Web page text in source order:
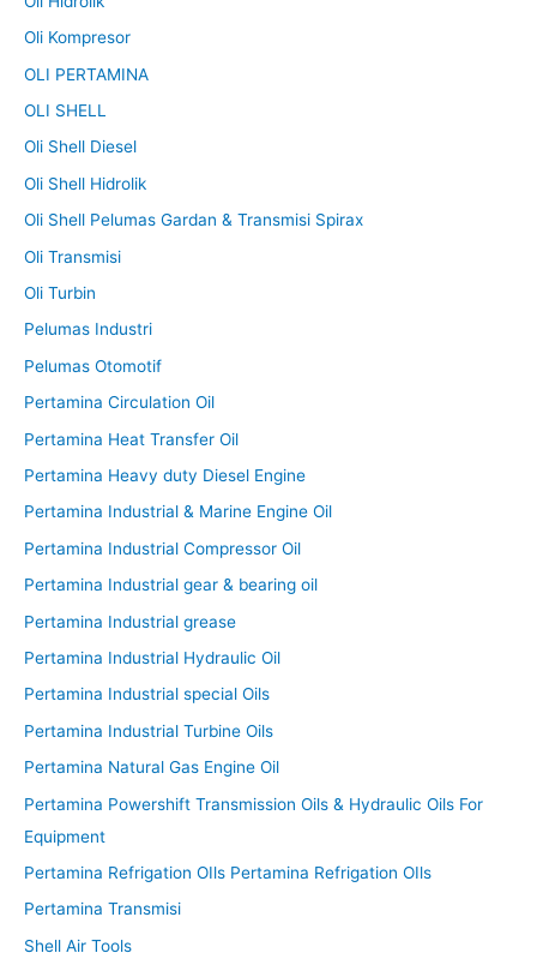
Oli Kompresor
OLI PERTAMINA
OLI SHELL
Oli Shell Diesel
Oli Shell Hidrolik
Oli Shell Pelumas Gardan & Transmisi Spirax
Oli Transmisi
Oli Turbin
Pelumas Industri
Pelumas Otomotif
Pertamina Circulation Oil
Pertamina Heat Transfer Oil
Pertamina Heavy duty Diesel Engine
Pertamina Industrial & Marine Engine Oil
Pertamina Industrial Compressor Oil
Pertamina Industrial gear & bearing oil
Pertamina Industrial grease
Pertamina Industrial Hydraulic Oil
Pertamina Industrial special Oils
Pertamina Industrial Turbine Oils
Pertamina Natural Gas Engine Oil
Pertamina Powershift Transmission Oils & Hydraulic Oils For
Equipment
Pertamina Refrigation OIls Pertamina Refrigation OIls
Pertamina Transmisi
Shell Air Tools